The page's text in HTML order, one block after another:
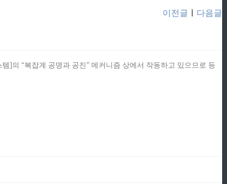
이전글 다음글
]의 “복잡계 공명과 공진” 메커니즘 상에서 작동하고 있으므로 등